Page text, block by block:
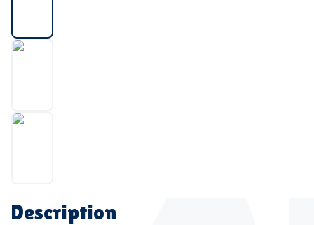
Description